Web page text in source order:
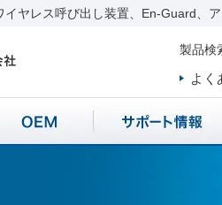
ヤレス呼び出し装置、En-Guard、
製品検
よく